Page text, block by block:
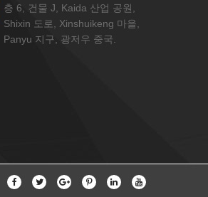
층 6, 건물 J, Kaida 산업 공원,
Shixin 도로, Xinshuikeng 마을,
Panyu 지구, 광저우 중국.